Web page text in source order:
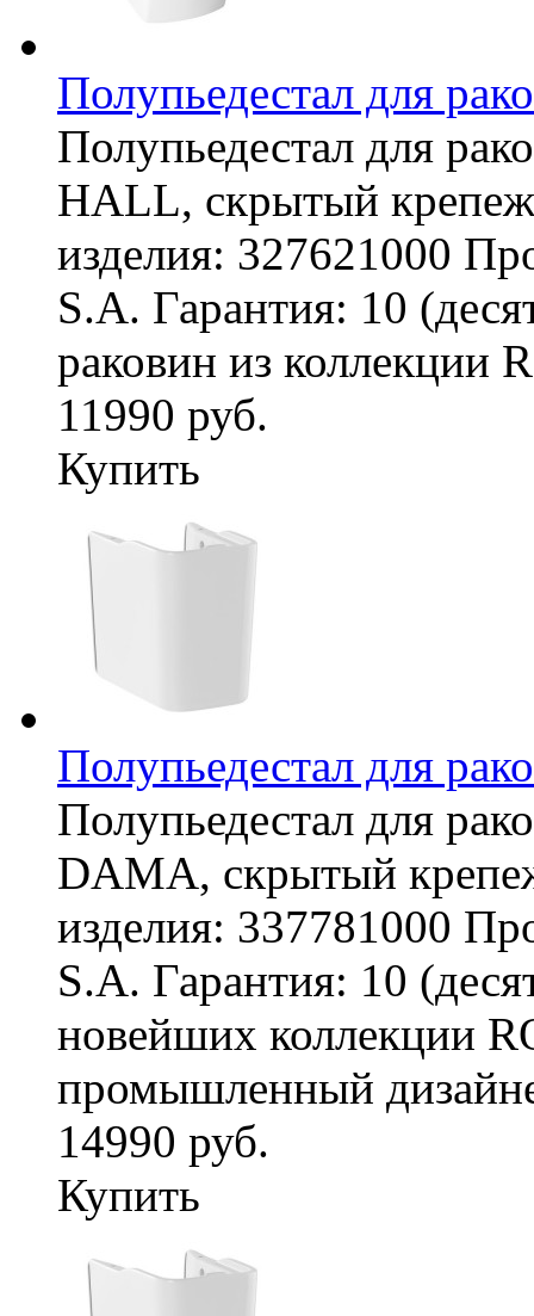
Полупьедестал для
Полупьедестал для
HALL, скрытый
изделия: 327621000
S.A. Гарантия: 10
раковин из коллекции
11990 руб.
Купить
Полупьедестал для
Полупьедестал для
DAMA, скрытый
изделия: 337781000
S.A. Гарантия: 10
новейших коллекции
промышленный
14990 руб.
Купить